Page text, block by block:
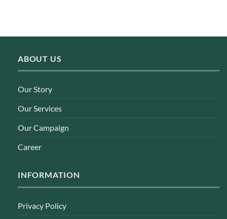
ABOUT US
Our Story
Our Services
Our Campaign
Career
INFORMATION
Privacy Policy